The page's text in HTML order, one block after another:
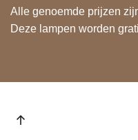
Alle genoemde prijzen
Deze lampen worden